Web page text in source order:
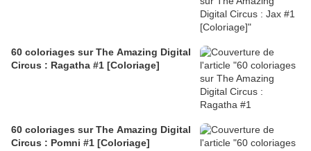
60 coloriages sur The Amazing Digital
Circus : Ragatha #1 [Coloriage]
60 coloriages sur The Amazing Digital
Circus : Pomni #1 [Coloriage]